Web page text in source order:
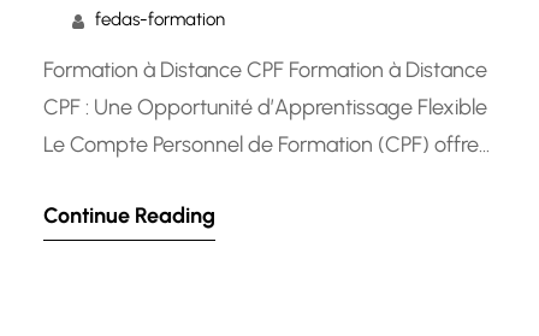
fedas-formation
Formation à Distance CPF Formation à Distance
CPF : Une Opportunité d’Apprentissage Flexible
Le Compte Personnel de Formation (CPF) offre
formations professionnelles pour développer
Continue Reading